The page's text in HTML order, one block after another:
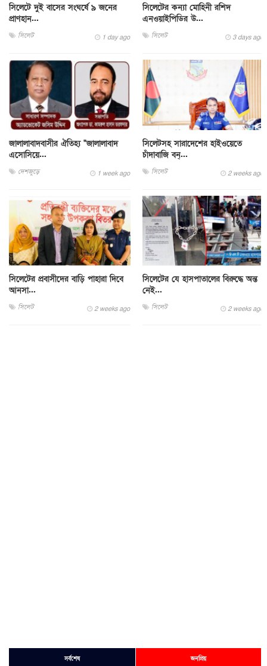
সিলেটে দুই বাসের সংঘর্ষে ৯ জনের
প্রাণহান...
সিলেট 1 day ago
সিলেটের কন্যা মোহিনী রশিদ
এনওয়াইপিডির উ...
সিলেট 3 days ago
জালালাবাদবাসীর ঐতিহ্য "জালালাবাদ
এসোসিয়ে...
দেশজুড়ে 1 week ago
সিলেটসহ সারাদেশের হাইওয়েতে
চাঁদাবাজি বন্...
সিলেট 2 weeks ago
সিলেটের প্রবাসীদের বাড়ি পাহারা দিবে
আনসা...
সিলেট 2 weeks ago
সিলেটের যে হাসপাতালের বিরুদ্ধে অন্ত
নেই...
সিলেট 2 weeks ago
সর্বশেষ জনপ্রিয়